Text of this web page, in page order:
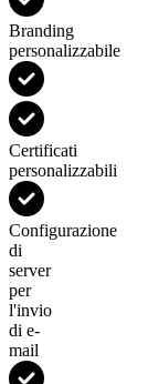
Branding
personalizzabile
Certificati
personalizzabili
Configurazione
di
server
per
l'invio
di e-
mail